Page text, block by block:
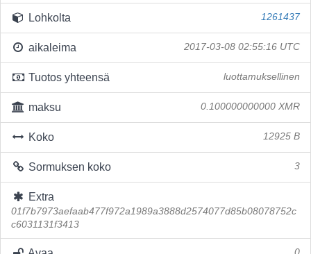
Lohkolta 1261437
aikaleima 2017-03-08 02:55:16 UTC
Tuotos yhteensä luottamuksellinen
maksu 0.100000000000 XMR
Koko 12925 B
Sormuksen koko 3
Extra
01f7b7973aefaab477f972a1989a3888d2574077d85b08078752c
c6031131f3413